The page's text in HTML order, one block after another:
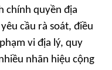
chính quyền địa
cầu rà soát, điều
vi địa lý, quy
nhãn hiệu cộng